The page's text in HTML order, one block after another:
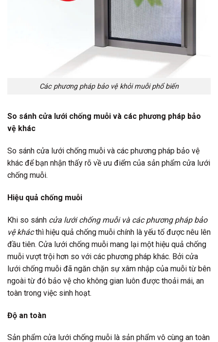
Các phương pháp bảo vệ khỏi muỗi phổ biến
So sánh cửa lưới chống muỗi và các phương pháp bảo
vệ khác
So sánh cửa lưới chống muỗi và các phương pháp bảo vệ
khác để bạn nhận thấy rõ về ưu điểm của sản phẩm cửa lưới
chống muỗi.
Hiệu quả chống muỗi
Khi so sánh cửa lưới chống muỗi và các phương pháp bảo
vệ khácthì hiệu quả chống muỗi chính là yếu tố được nêu lên
đầu tiên. Cửa lưới chống muỗi mang lại một hiệu quả chống
muỗi vượt trội hơn so với các phương pháp khác. Bởi cửa
lưới chống muỗi đã ngăn chặn sự xâm nhập của muỗi từ bên
ngoài từ đó bảo vệ cho không gian luôn được thoải mái, an
toàn trong việc sinh hoạt.
Độ an toàn
Sản phẩm cửa lưới chống muỗi là sản phẩm vô cùng an toàn